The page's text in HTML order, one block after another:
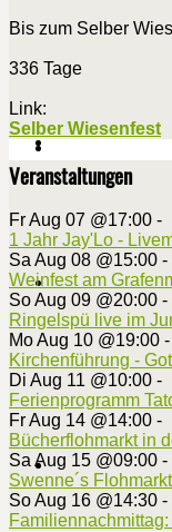
Bis zum Selber
336 Tage
Link:
Selber Wiesenfest
Veranstaltungen
Fr Aug 07 @17:00 -
1 Jahr Jay'Lo -
Sa Aug 08 @15:00 -
Weinfest am
So Aug 09 @20:00 -
Ringelspü live im
Mo Aug 10 @19:00 -
Kirchenführung -
Di Aug 11 @10:00 -
Ferienprogramm
Fr Aug 14 @14:00 -
Bücherflohmarkt in
Sa Aug 15 @09:00 -
Swenne´s Flohmarkt
So Aug 16 @14:30 -